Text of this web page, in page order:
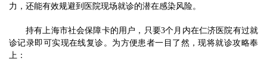
力， 还能有效规避到医院现场就诊的潜在感染风险。
持有上海市社会保障卡的用户，只要3个月内在仁济医院有过就
诊记录即可实现在线复诊。 为方便患者一目了然 ，现将就诊攻略奉
上：